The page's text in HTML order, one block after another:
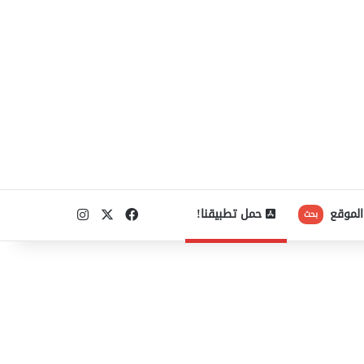
بحث حمل تطبيقنا! فيسبوكانستقرام